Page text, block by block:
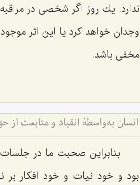
ندارد. یك روز اگر شخصی در
وجدان خواهد كرد یا این اثر
مخفی باشد.
انسان به‌واسطۀ انقیاد و متابعت
بنابراین صحبت ما در
بود و خود نیات و خود افكار